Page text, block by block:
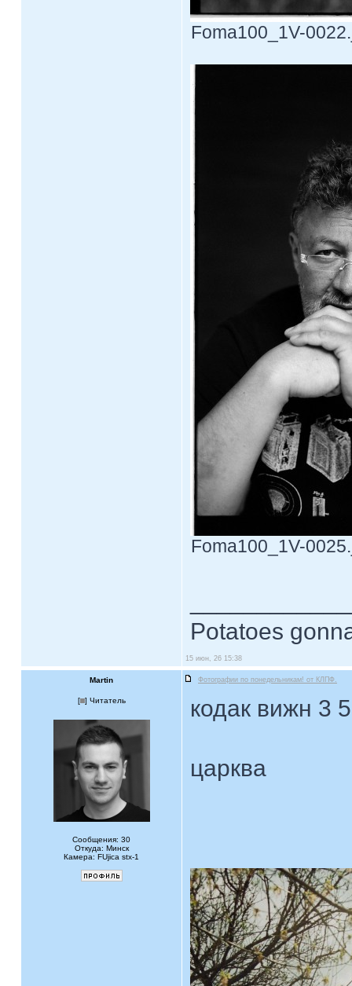
Foma100_1V-
Foma100_1V-
Potatoes
15 июн, 26 15:38
Martin Фотографии по понедельникам! от КЛПФ.
[ ] Читатель
Сообщения: 30
Откуда: Минск
Камера: FUjica stx-1
кодак вижн 3
царква